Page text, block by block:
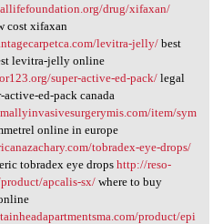
drug/xifaxan/
cost xifaxan
levitra-jelly/best
levitra-jelly online
super-active-ed-pack/legal
active-ed-pack canada
item/sym
online in europe
tobradex-eye-drops/
tobradex eye drops http://reso-
apcalis-sx/where to buy
product/epi